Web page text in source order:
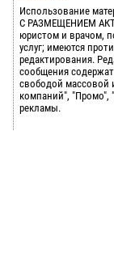
Использование
С РАЗМЕЩЕНИЕМ
юристом и врачом,
услуг; имеются
редактирования.
сообщения
свободой массовой
компаний", "Промо",
рекламы.